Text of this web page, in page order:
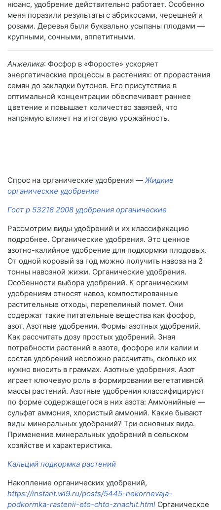
нюанс, удобрение действительно работает. Особенно
меня поразили результаты с абрикосами, черешней и
розами. Деревья были буквально усыпаны плодами —
крупными, сочными, аппетитными.
Анжелика: Фосфор в «Форосте» ускоряет
энергетические процессы в растениях: от прорастания
семян до закладки бутонов. Его присутствие в
оптимальной концентрации обеспечивает раннее
цветение и повышает количество завязей, что
напрямую влияет на итоговую урожайность.
Спрос на органические удобрения — Жидкие
органические удобрения
Гост р 53218 2008 удобрения органические
Рассмотрим виды удобрений и их классификацию
подробнее. Органические удобрения. Это ценное
азотно-калийное удобрение для подкормки плодовых.
От одной коровый за год можно получить навоза на 2
тонны навозной жижи. Органические удобрения.
Особенности выбора удобрений. К органическим
удобрениям относят навоз, компостированные
растительные отходы, перепелиный помет. Они
содержат такие питательные вещества как фосфор,
азот. Азотные удобрения. Формы азотных удобрений.
Как рассчитать дозу простых удобрений. Зная
потребности растений в азоте, фосфоре или калии и
состав удобрений несложно рассчитать, сколько их
нужно вносить в граммах. Азотные удобрения. Азот
играет ключевую роль в формировании вегетативной
массы растений. Азотные удобрения классифицируют
по форме содержащегося в них азота: Аммонийные —
сульфат аммония, хлористый аммоний. Какие бывают
виды минеральных удобрений? Три основных вида.
Применение минеральных удобрений в сельском
хозяйстве и характеристика.
Кальций подкормка растений
Накопление органических удобрений,
https://instant.wl9.ru/posts/5445-nekornevaja-
podkormka-rastenii-eto-chto-znachit.html Органическое